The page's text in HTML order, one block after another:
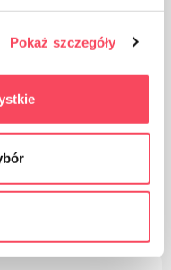
Pokaż szczegóły
kuber